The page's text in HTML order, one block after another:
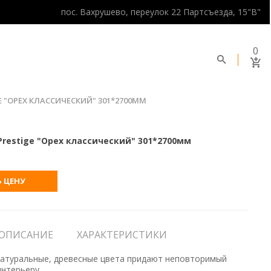
пос. Вахрушево, переулок 22 Партсъезда, 15"В"
0
"ОРЕХ КЛАССИЧЕСКИЙ" 301*2700ММ
"Орех классический" 301*2700мм
ЦЕНУ
ХАРАКТЕРИСТИКИ
древесные цвета придают неповторимый